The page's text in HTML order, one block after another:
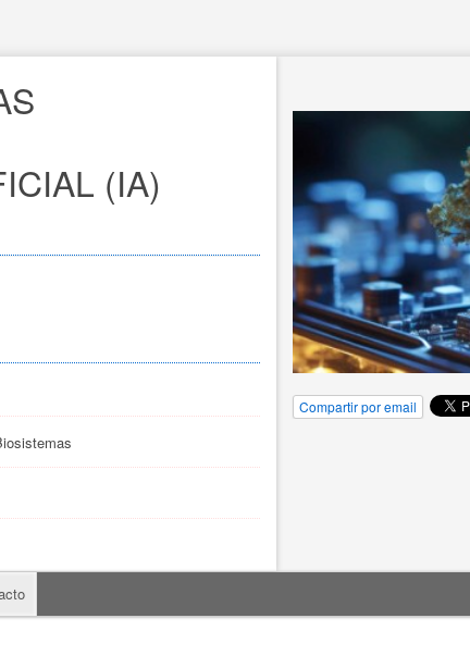
(IA)
Compartir por email